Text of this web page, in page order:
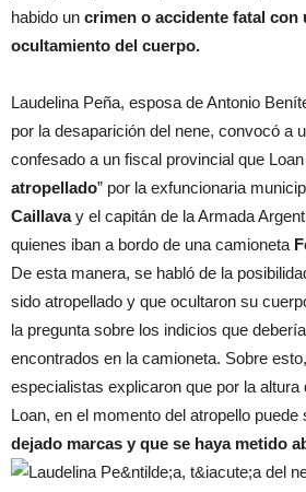
habido un crimen o accidente fatal con
ocultamiento del cuerpo.
Laudelina Peña, esposa de Antonio
por la desaparición del nene, convocó a
confesado a un fiscal provincial que Loan
atropellado” por la exfuncionaria
Caillavay el capitán de la Armada
quienes iban a bordo de una camioneta
De esta manera, se habló de la
sido atropellado y que ocultaron su
la pregunta sobre los indicios que
encontrados en la camioneta. Sobre
especialistas explicaron que por la
Loan, en el momento del atropello puede
dejado marcas y que se haya metido